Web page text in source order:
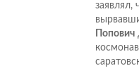
заявлял,
Попович